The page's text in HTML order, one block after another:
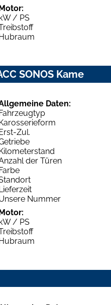
/ PS
SONOS Kame
Daten:
Zul.
der Türen
Nummer
/ PS